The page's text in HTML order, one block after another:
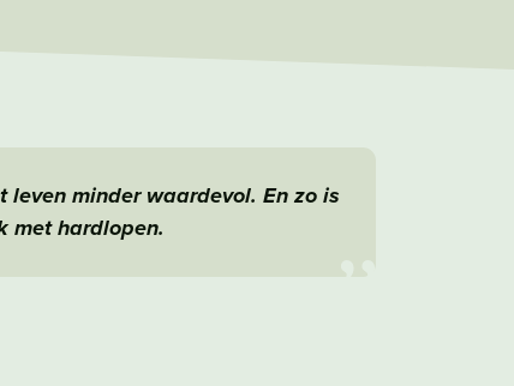
minder waardevol. En zo is
met hardlopen.